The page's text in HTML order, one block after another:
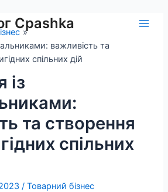
Cpashka
важливість та
спільних дій
із
та створення
спільних
/Товарний бізнес